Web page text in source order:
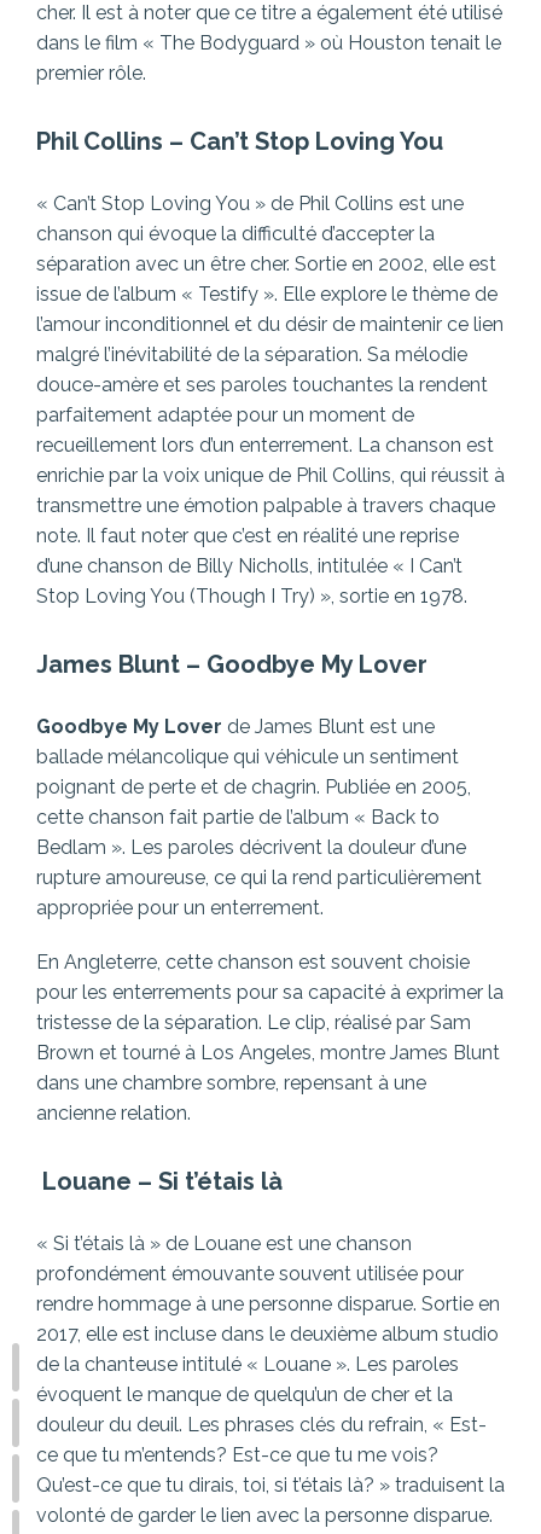
cher. Il est à noter que ce titre a également été utilisé
dans le film « The Bodyguard » où Houston tenait le
premier rôle.
Phil Collins – Can’t Stop Loving You
« Can’t Stop Loving You » de Phil Collins est une
chanson qui évoque la difficulté d’accepter la
séparation avec un être cher. Sortie en 2002, elle est
issue de l’album « Testify ». Elle explore le thème de
l’amour inconditionnel et du désir de maintenir ce lien
malgré l’inévitabilité de la séparation. Sa mélodie
douce-amère et ses paroles touchantes la rendent
parfaitement adaptée pour un moment de
recueillement lors d’un enterrement. La chanson est
enrichie par la voix unique de Phil Collins, qui réussit à
transmettre une émotion palpable à travers chaque
note. Il faut noter que c’est en réalité une reprise
d’une chanson de Billy Nicholls, intitulée « I Can’t
Stop Loving You (Though I Try) », sortie en 1978.
James Blunt – Goodbye My Lover
Goodbye My Lover de James Blunt est une
ballade mélancolique qui véhicule un sentiment
poignant de perte et de chagrin. Publiée en 2005,
cette chanson fait partie de l’album « Back to
Bedlam ». Les paroles décrivent la douleur d’une
rupture amoureuse, ce qui la rend particulièrement
appropriée pour un enterrement.
En Angleterre, cette chanson est souvent choisie
pour les enterrements pour sa capacité à exprimer la
tristesse de la séparation. Le clip, réalisé par Sam
Brown et tourné à Los Angeles, montre James Blunt
dans une chambre sombre, repensant à une
ancienne relation.
Louane – Si t’étais là
« Si t’étais là » de Louane est une chanson
profondément émouvante souvent utilisée pour
rendre hommage à une personne disparue. Sortie en
2017, elle est incluse dans le deuxième album studio
de la chanteuse intitulé « Louane ». Les paroles
évoquent le manque de quelqu’un de cher et la
douleur du deuil. Les phrases clés du refrain, « Est-
ce que tu m’entends? Est-ce que tu me vois?
Qu’est-ce que tu dirais, toi, si t’étais là? » traduisent la
volonté de garder le lien avec la personne disparue.